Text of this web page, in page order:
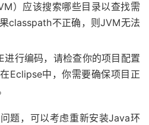
）应该搜索哪些目录以查找需
classpath不正确，则JVM无法
进行编码，请检查你的项目配置
Eclipse中，你需要确保项目正
题，可以考虑重新安装Java环